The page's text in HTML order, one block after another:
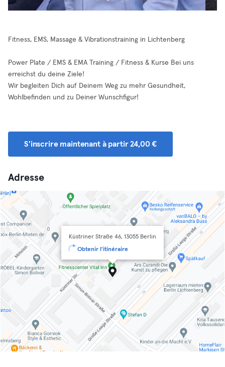
Fitness, EMS, Massage & Vibrationstraining in Lichtenberg
Power Plate / EMS & EMA Training / Fitness & Kurse Bei uns
erreichst du deine Ziele!
Wir begleiten Dich auf Deinem Weg zu mehr Gesundheit,
Wohlbefinden und zu Deiner Wunschfigur!
S'inscrire maintenant à partir 24,00 €
Adresse
Küstriner Straße 46, 13055 Berlin
Obtenir l'itinéraire